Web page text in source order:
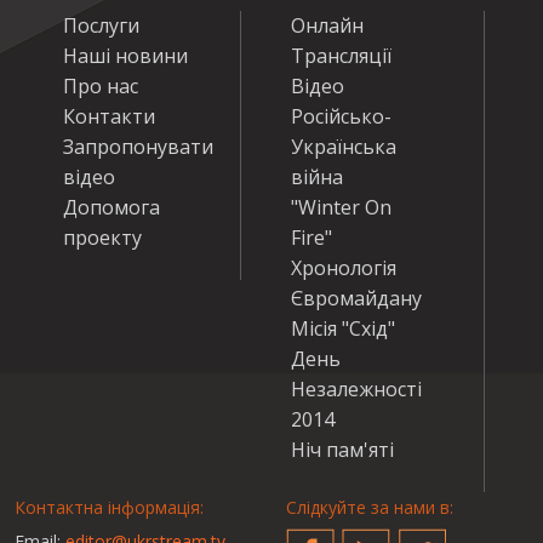
Послуги
Наші новини
Про нас
Контакти
Запропонувати
відео
Допомога
проекту
Онлайн
Трансляції
Відео
Російсько-
Українська
війна
"Winter On
Fire"
Хронологія
Євромайдану
Місія "Схід"
День
Незалежності
2014
Ніч пам'яті
Контактна інформація:
Слідкуйте за нами в: